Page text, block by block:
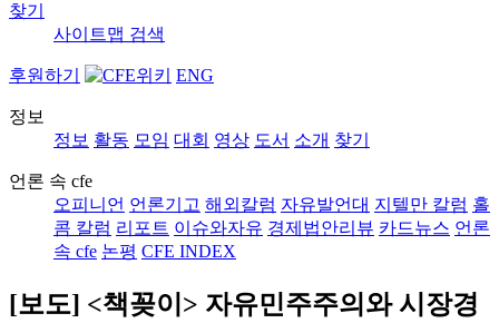
찾기
사이트맵 검색
후원하기 ENG
정보
정보 활동 모임 대회 영상 도서 소개 찾기
언론 속 cfe
오피니언 언론기고 해외칼럼 자유발언대 지텔만 칼럼 홀
콤 칼럼 리포트 이슈와자유 경제법안리뷰 카드뉴스 언론
속 cfe 논평 CFE INDEX
[보도] <책꽂이> 자유민주주의와 시장경